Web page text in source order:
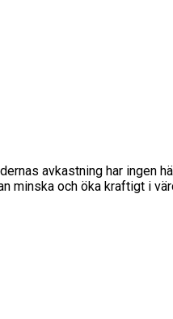
avkastning har ingen
minska och öka kraftigt i